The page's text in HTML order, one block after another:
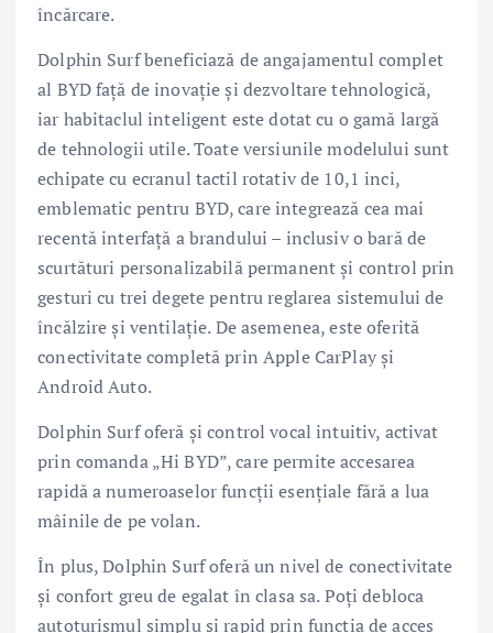
încărcare.
Dolphin Surf beneficiază de angajamentul complet
al BYD față de inovație și dezvoltare tehnologică,
iar habitaclul inteligent este dotat cu o gamă largă
de tehnologii utile. Toate versiunile modelului sunt
echipate cu ecranul tactil rotativ de 10,1 inci,
emblematic pentru BYD, care integrează cea mai
recentă interfață a brandului – inclusiv o bară de
scurtături personalizabilă permanent și control prin
gesturi cu trei degete pentru reglarea sistemului de
încălzire și ventilație. De asemenea, este oferită
conectivitate completă prin Apple CarPlay și
Android Auto.
Dolphin Surf oferă și control vocal intuitiv, activat
prin comanda „Hi BYD”, care permite accesarea
rapidă a numeroaselor funcții esențiale fără a lua
mâinile de pe volan.
În plus, Dolphin Surf oferă un nivel de conectivitate
și confort greu de egalat în clasa sa. Poți debloca
autoturismul simplu și rapid prin funcția de acces